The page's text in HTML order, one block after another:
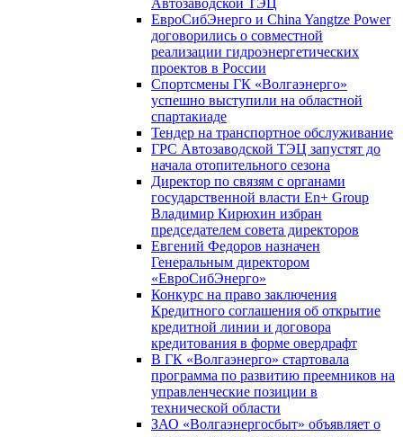
Автозаводской ТЭЦ
ЕвроСибЭнерго и China Yangtze Power
договорились о совместной
реализации гидроэнергетических
проектов в России
Спортсмены ГК «Волгаэнерго»
успешно выступили на областной
спартакиаде
Тендер на транспортное обслуживание
ГРС Автозаводской ТЭЦ запустят до
начала отопительного сезона
Директор по связям с органами
государственной власти En+ Group
Владимир Кирюхин избран
председателем совета директоров
Евгений Федоров назначен
Генеральным директором
«ЕвроСибЭнерго»
Конкурс на право заключения
Кредитного соглашения об открытие
кредитной линии и договора
кредитования в форме овердрафт
В ГК «Волгаэнерго» стартовала
программа по развитию преемников на
управленческие позиции в
технической области
ЗАО «Волгаэнергосбыт» объявляет о